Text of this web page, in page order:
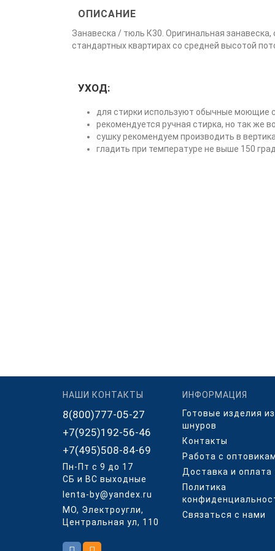
ОПИСАНИЕ
Занавеска / тюль К30. Оригинальная
стандартных квартирах со средней высотой
УХОД:
для стирки используют обычные моющие
рекомендуется ручная стирка, но так же
сушку рекомендуем производить в
гладить при температуре не выше 150
НАШИ КОНТАКТЫ
8(800)777-05-27
+7(925)192-56-46
+7(495)508-84-69
Пн-Пт с 9 до 17
СБ и ВС выходные
lenta-by@yandex.ru
МО, Электроугли,
Центральная ул, 110
ИНФОРМАЦИЯ
Готовые изделия из
шнуров
Контакты
Работа с
Доставка и оплата
Политика
Связаться с нами